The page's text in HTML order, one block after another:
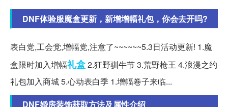
DNF体验服魔盒更新，新增增幅礼包，你会去开吗?
表白党,工会党,增幅党,注意了~~~~~~5.3日活动更新! 1.魔
盒限时加入增幅礼盒2.狂野驯牛节 3.荒野枪王 4.浪漫之约
礼包加入商城 5.心动表白季 1.增幅卷子来临...
DNF婚房装饰获取方法及属性介绍